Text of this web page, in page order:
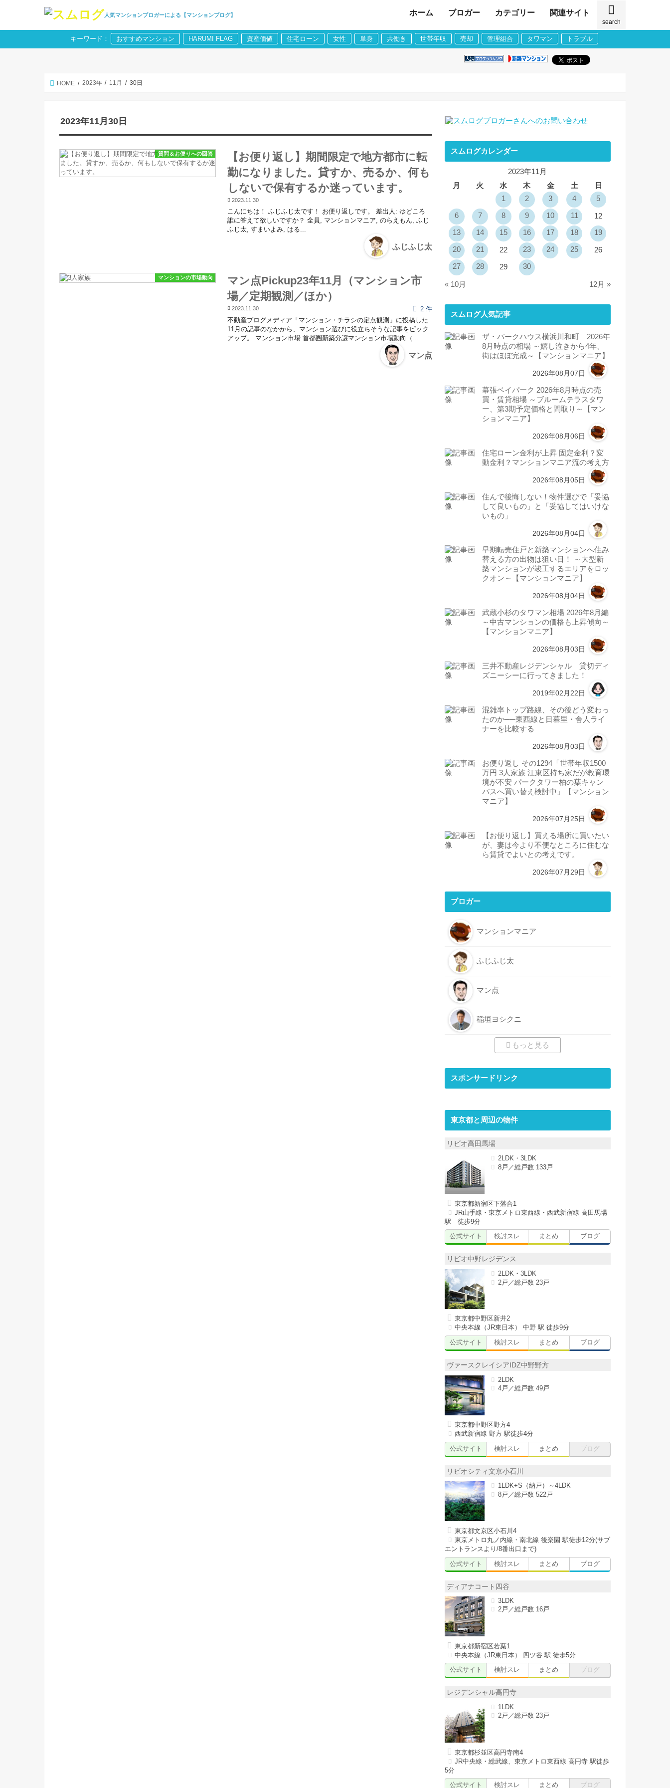
人気マンションブロガーによる【マンションブログ】
search
ホーム ブロガー カテゴリー 関連サイト
キーワード： おすすめマンション HARUMI FLAG 資産価値 住宅ローン 女性 単身 共働き 世帯年収 売却 管理組合 タワマン トラブル
HOME 2023年 11月 30日
2023年11月30日
質問＆お便りへの回答
【お便り返し】期間限定で地方都市に転
勤になりました。貸すか、売るか、何も
しないで保有するか迷っています。
2023.11.30
こんにちは！ ふじふじ太です！ お便り返しです。 差出人: ゆどころ
誰に答えて欲しいですか？ 全員, マンションマニア, のらえもん, ふじ
ふじ太, すまいよみ, はる...
ふじふじ太
マンションの市場動向
マン点Pickup23年11月（マンション市
場／定期観測／ほか）
2023.11.30
2 件
不動産ブログメディア「マンション・チラシの定点観測」に投稿した
11月の記事のなかから、マンション選びに役立ちそうな記事をピック
アップ。 マンション市場 首都圏新築分譲マンション市場動向（...
マン点
スムログカレンダー
2023年11月
月
火 水 木 金 土
日
1
2 3 4 5
6 7 8 9 10 11 12
13 14 15 16 17 18 19
20 21 22 23 24 25 26
27 28 29 30
« 10月 12月 »
スムログ人気記事
ザ・パークハウス横浜川和町 2026年
8月時点の相場 ～嬉し泣きから4年、
街はほぼ完成～【マンションマニア】
2026年08月07日
幕張ベイパーク 2026年8月時点の売
買・賃貸相場 ～ブルームテラスタワ
ー、第3期予定価格と間取り～【マン
ションマニア】
2026年08月06日
住宅ローン金利が上昇 固定金利？変
動金利？マンションマニア流の考え方
2026年08月05日
住んで後悔しない！物件選びで「妥協
して良いもの」と「妥協してはいけな
いもの」
2026年08月04日
早期転売住戸と新築マンションへ住み
替える方の出物は狙い目！ ～大型新
築マンションが竣工するエリアをロッ
クオン～【マンションマニア】
2026年08月04日
武蔵小杉のタワマン相場 2026年8月編
～中古マンションの価格も上昇傾向～
【マンションマニア】
2026年08月03日
三井不動産レジデンシャル 貸切ディ
ズニーシーに行ってきました！
2019年02月22日
混雑率トップ路線、その後どう変わっ
たのか──東西線と日暮里・舎人ライ
ナーを比較する
2026年08月03日
お便り返し その1294「世帯年収1500
万円 3人家族 江東区持ち家だが教育環
境が不安 パークタワー柏の葉キャン
パスへ買い替え検討中」【マンション
マニア】
2026年07月25日
【お便り返し】買える場所に買いたい
が、妻は今より不便なところに住むな
ら賃貸でよいとの考えです。
2026年07月29日
ブロガー
マンションマニア
ふじふじ太
マン点
稲垣ヨシクニ
もっと見る
スポンサードリンク
東京都と周辺の物件
リビオ高田馬場
2LDK・3LDK
8戸／総戸数 133戸
東京都新宿区下落合1
JR山手線・東京メトロ東西線・西武新宿線 高田馬場
駅 徒歩9分
公式サイト
検討スレ まとめ ブログ
リビオ中野レジデンス
2LDK・3LDK
2戸／総戸数 23戸
東京都中野区新井2
中央本線（JR東日本） 中野 駅 徒歩9分
公式サイト
検討スレ まとめ ブログ
ヴァースクレイシアIDZ中野野方
2LDK
4戸／総戸数 49戸
東京都中野区野方4
西武新宿線 野方 駅徒歩4分
公式サイト
検討スレ まとめ ブログ
リビオシティ文京小石川
1LDK+S（納戸）～4LDK
8戸／総戸数 522戸
東京都文京区小石川4
東京メトロ丸ノ内線・南北線 後楽園 駅徒歩12分(サブ
エントランスより/8番出口まで)
公式サイト
検討スレ まとめ ブログ
ディアナコート四谷
3LDK
2戸／総戸数 16戸
東京都新宿区若葉1
中央本線（JR東日本） 四ツ谷 駅 徒歩5分
公式サイト
検討スレ まとめ ブログ
レジデンシャル高円寺
1LDK
2戸／総戸数 23戸
東京都杉並区高円寺南4
JR中央線・総武線、東京メトロ東西線 高円寺 駅徒歩
5分
公式サイト
検討スレ まとめ ブログ